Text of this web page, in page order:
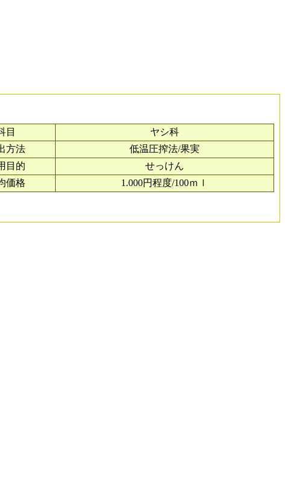
目
ヤシ科
方法
低温圧搾法/果実
目的
せっけん
価格
1.000円程度/100ｍｌ